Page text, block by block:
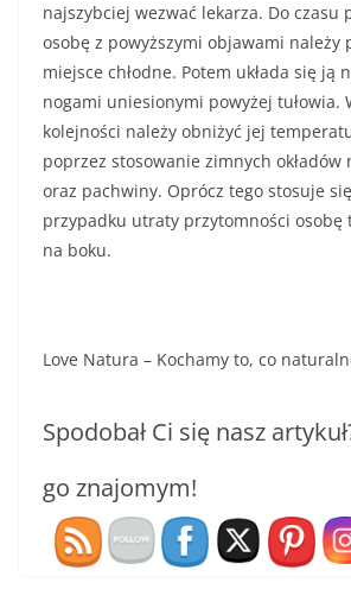
najszybciej wezwać lekarza. Do czasu
osobę z powyższymi objawami należy
miejsce chłodne. Potem układa się ją
nogami uniesionymi powyżej tułowia.
kolejności należy obniżyć jej
poprzez stosowanie zimnych okładów
oraz pachwiny. Oprócz tego stosuje
przypadku utraty przytomności osobę
na boku.
Love Natura – Kochamy to, co
Spodobał Ci się nasz
go znajomym!